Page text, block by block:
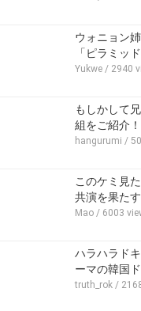
ウォニョン
「ピラミッ
Yukwe / 2940
もしかして
組をご紹介！
hangurumi /
このケミ見
共演を果た
Mao / 6003
ハラハラド
ーマの韓国
truth_rok /